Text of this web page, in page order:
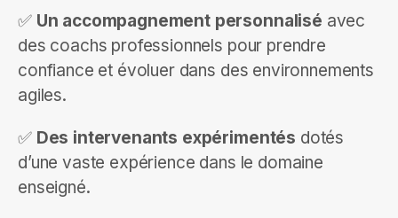
✅ Un accompagnement personnalisé avec
des coachs professionnels pour prendre
confiance et évoluer dans des environnements
agiles.
✅ Des intervenants expérimentés dotés
d’une vaste expérience dans le domaine
enseigné.